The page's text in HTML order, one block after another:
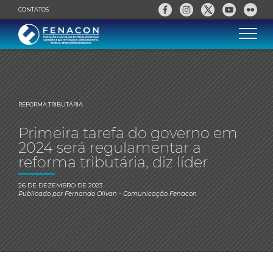
CONTATOS
REFORMA TRIBUTÁRIA
Primeira tarefa do governo em
2024 será regulamentar a
reforma tributária, diz líder
26 DE DEZEMBRO DE 2023
Publicado porFernando Olivan- Comunicação Fenacon